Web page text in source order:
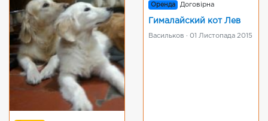
Оренда Договірна
Гималайский кот Лев
Васильков · 01 Листопада 2015